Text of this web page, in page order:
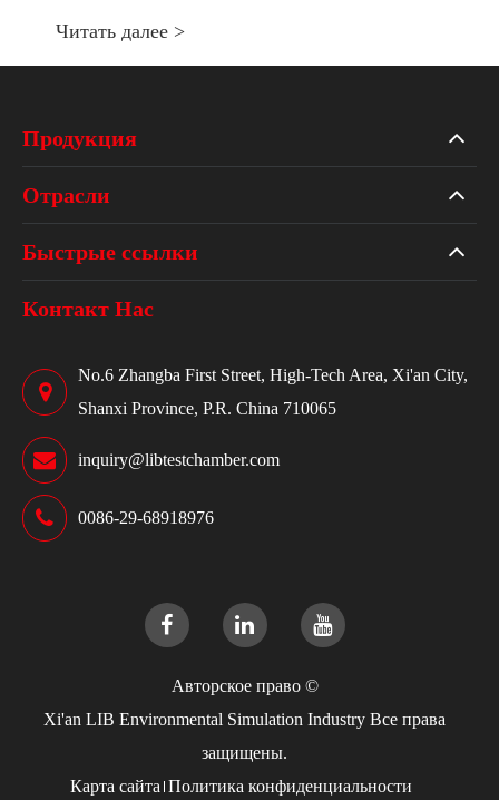
Читать далее >
Продукция
Отрасли
Быстрые ссылки
Контакт Нас
No.6 Zhangba First Street, High-Tech Area, Xi'an City,
Shanxi Province, P.R. China 710065
inquiry@libtestchamber.com
0086-29-68918976
Авторское право ©
Xi'an LIB Environmental Simulation Industry Все права
защищены.
Карта сайта Политика конфиденциальности